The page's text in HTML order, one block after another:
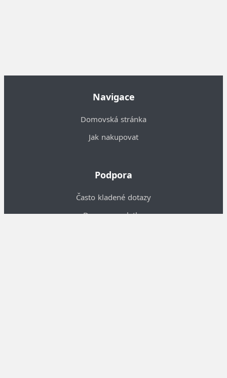
Navigace
Domovská stránka
Jak nakupovat
Podpora
Často kladené dotazy
Doprava a platba